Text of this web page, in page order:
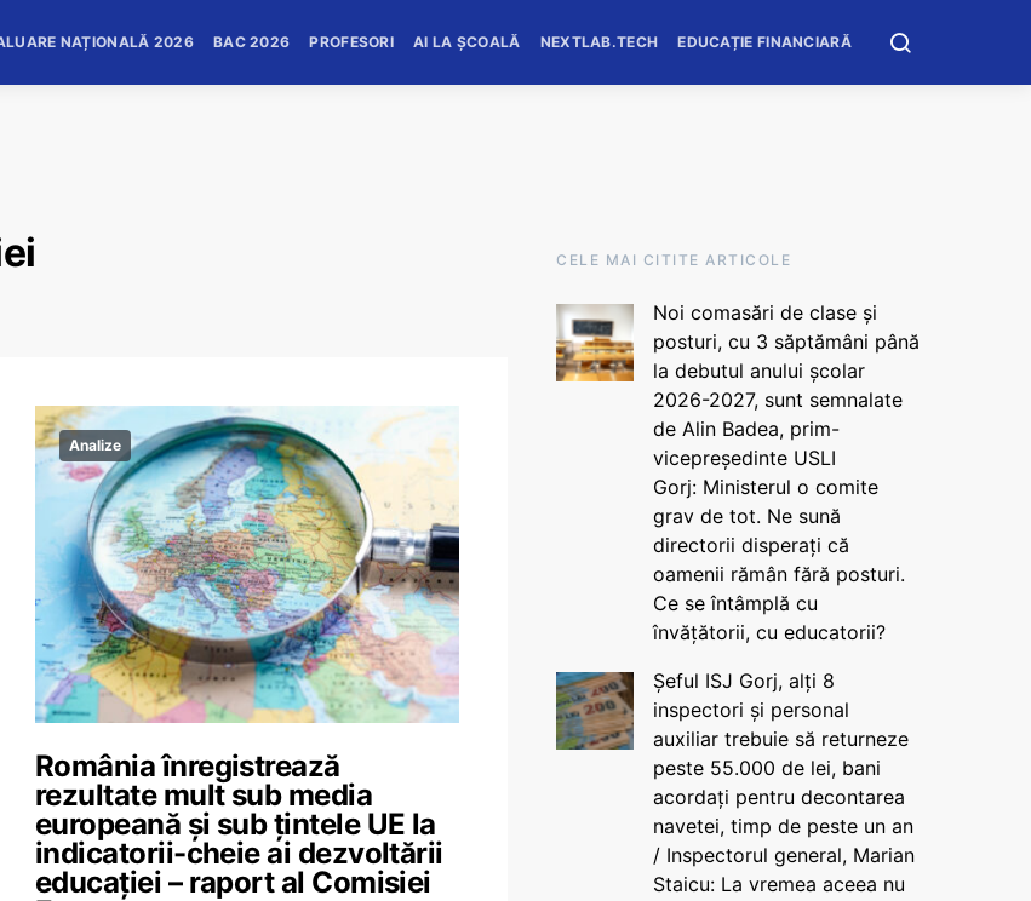
NAȚIONALĂ 2026 BAC 2026 PROFESORI AI LA ȘCOALĂ NEXTLAB.TECH EDUCAȚIE FINANCIARĂ
Analize
România înregistrează
rezultate mult sub media
europeană și sub țintele UE la
indicatorii-cheie ai dezvoltării
educației – raport al Comisiei
CELE MAI CITITE ARTICOLE
Noi comasări de clase și
posturi, cu 3 săptămâni până
la debutul anului școlar
2026-2027, sunt semnalate
de Alin Badea, prim-
vicepreședinte USLI
Gorj: Ministerul o comite
grav de tot. Ne sună
directorii disperați că
oamenii rămân fără posturi.
Ce se întâmplă cu
învățătorii, cu educatorii?
Șeful ISJ Gorj, alți 8
inspectori și personal
auxiliar trebuie să returneze
peste 55.000 de lei, bani
acordați pentru decontarea
navetei, timp de peste un an
/ Inspectorul general, Marian
Staicu: La vremea aceea nu